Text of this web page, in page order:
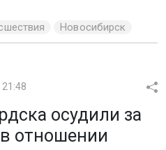
Новосибирск
21:48
осудили за
отношении